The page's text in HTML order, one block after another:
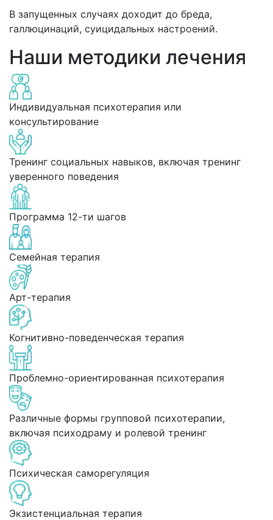
В запущенных случаях доходит до бреда,
галлюцинаций, суицидальных настроений.
Наши методики лечения
Индивидуальная психотерапия или
консультирование
Тренинг социальных навыков, включая тренинг
уверенного поведения
Программа 12-ти шагов
Семейная терапия
Арт-терапия
Когнитивно-поведенческая терапия
Проблемно-ориентированная психотерапия
Различные формы групповой психотерапии,
включая психодраму и ролевой тренинг
Психическая саморегуляция
Экзистенциальная терапия